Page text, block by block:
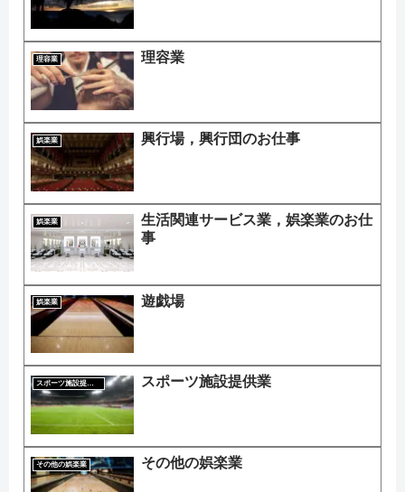
理容業 理容業
娯楽業 興行場，興行団のお仕事
娯楽業
生活関連サービス業，娯楽業のお仕
事
娯楽業 遊戯場
スポーツ施設提供業 スポーツ施設提供業
その他の娯楽業 その他の娯楽業